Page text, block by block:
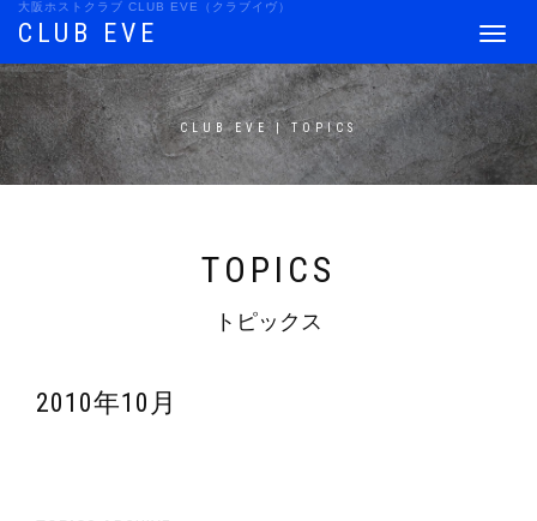
大阪ホストクラブ CLUB EVE（クラブイヴ）
Toggle
CLUB EVE
CLUB EVE | TOPICS
TOPICS
トピックス
2010年10月